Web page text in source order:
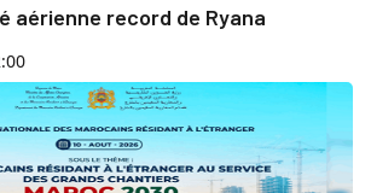
aérienne record de Ryana